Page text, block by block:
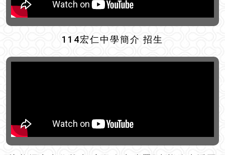
114宏仁中學簡介 招生